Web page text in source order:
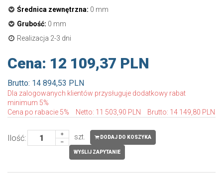
Średnica zewnętrzna: 0 mm
Grubość: 0 mm
Realizacja 2-3 dni
Cena: 12 109,37 PLN
Brutto: 14 894,53 PLN
Dla zalogowanych klientów przysługuje dodatkowy rabat
minimum 5%
Cena po rabacie 5%
Netto: 11 503,90 PLN Brutto: 14 149,80 PLN
Ilość: szt. DODAJ DO KOSZYKA
WYŚLIJ ZAPYTANIE